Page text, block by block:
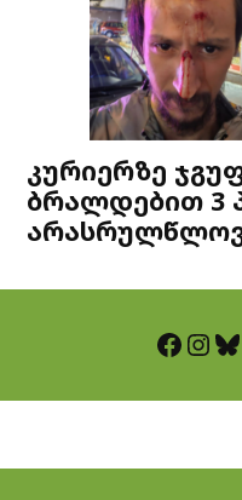
კურიერზე
ბრალდებით 3
Facebook InstagramBluesky